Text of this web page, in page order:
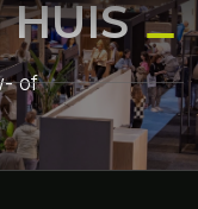
HUIS
of